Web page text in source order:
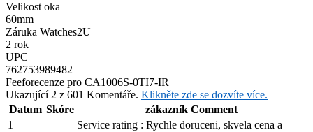
Velikost oka
60mm
Záruka Watches2U
2 rok
UPC
762753989482
Feeforecenze pro CA1006S-0TI7-IR
Ukazující 2 z 601 Komentáře. Klikněte zde se dozvíte více.
Datum Skóre
zákazník Comment
1
Service rating : Rychle doruceni, skvela cena a